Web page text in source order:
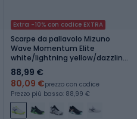
Extra -10% con codice EXTRA
Scarpe da pallavolo Mizuno
Wave Momentum Elite
white/lightning yellow/dazzling
blue
88,99 €
80,09 €prezzo con codice
Prezzo più basso: 88,99 €